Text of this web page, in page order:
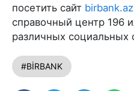
посетить сайт birbank.az
справочный центр 196
различных социальных
#BİRBANK